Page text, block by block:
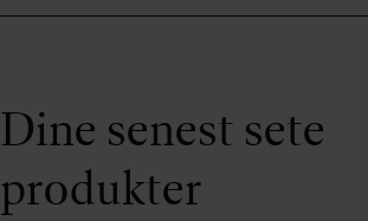
Dine senest sete
produkter